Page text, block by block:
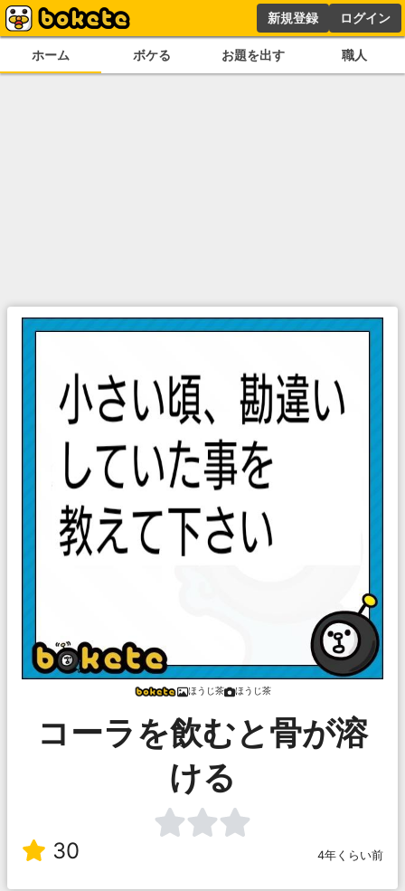
新規登録 ログイン
ホーム ボケる お題を出す 職人
ほうじ茶 ほうじ茶
コーラを飲むと骨が溶
ける
30 4年くらい前